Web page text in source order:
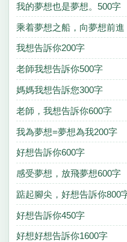
我的夢想也是夢想。500字
乘着夢想之船，向夢想前進
我想告訴你200字
老師我想告訴你500字
媽媽我想告訴您300字
老師，我想告訴你600字
我為夢想=夢想為我200字
好想告訴你600字
感受夢想，放飛夢想600字
踮起腳尖，好想告訴你800
好想告訴你450字
好想好想告訴你1600字